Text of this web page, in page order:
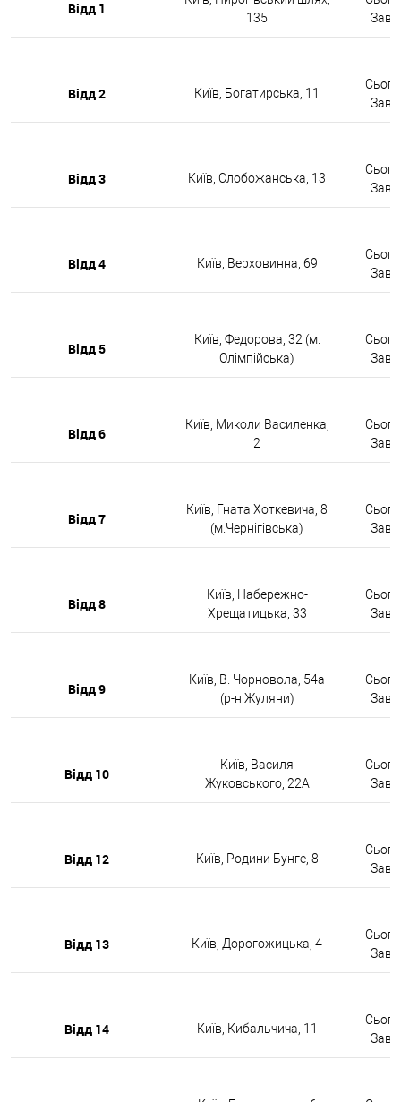
Відд 1
135
Відд 2 Київ, Богатирська, 11
Відд 3 Київ, Слобожанська, 13
Відд 4 Київ, Верховинна, 69
Відд 5
Київ, Федорова, 32 (м.
Олімпійська)
Відд 6
Київ, Миколи Василенка,
2
Відд 7
Київ, Гната Хоткевича, 8
(м.Чернігівська)
Відд 8
Київ, Набережно-
Хрещатицька, 33
Відд 9
Київ, В. Чорновола, 54а
(р-н Жуляни)
Відд 10
Київ, Василя
Жуковського, 22А
Відд 12 Київ, Родини Бунге, 8
Відд 13 Київ, Дорогожицька, 4
Відд 14 Київ, Кибальчича, 11